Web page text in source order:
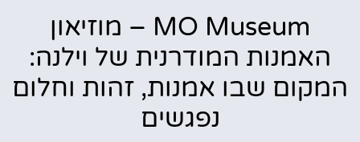
MO Museum – מוזיאון
האמנות המודרנית של וילנה:
המקום שבו אמנות, זהות וחלום
נפגשים